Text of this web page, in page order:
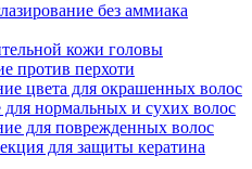
без аммиака
кожи головы
против перхоти
цвета для окрашенных волос
нормальных и сухих волос
для поврежденных волос
для защиты кератина